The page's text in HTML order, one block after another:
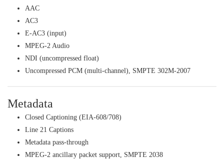
AAC
AC3
E-AC3 (input)
MPEG-2 Audio
NDI (uncompressed float)
Uncompressed PCM (multi-channel), SMPTE 302M-2007
Metadata
Closed Captioning (EIA-608/708)
Line 21 Captions
Metadata pass-through
MPEG-2 ancillary packet support, SMPTE 2038